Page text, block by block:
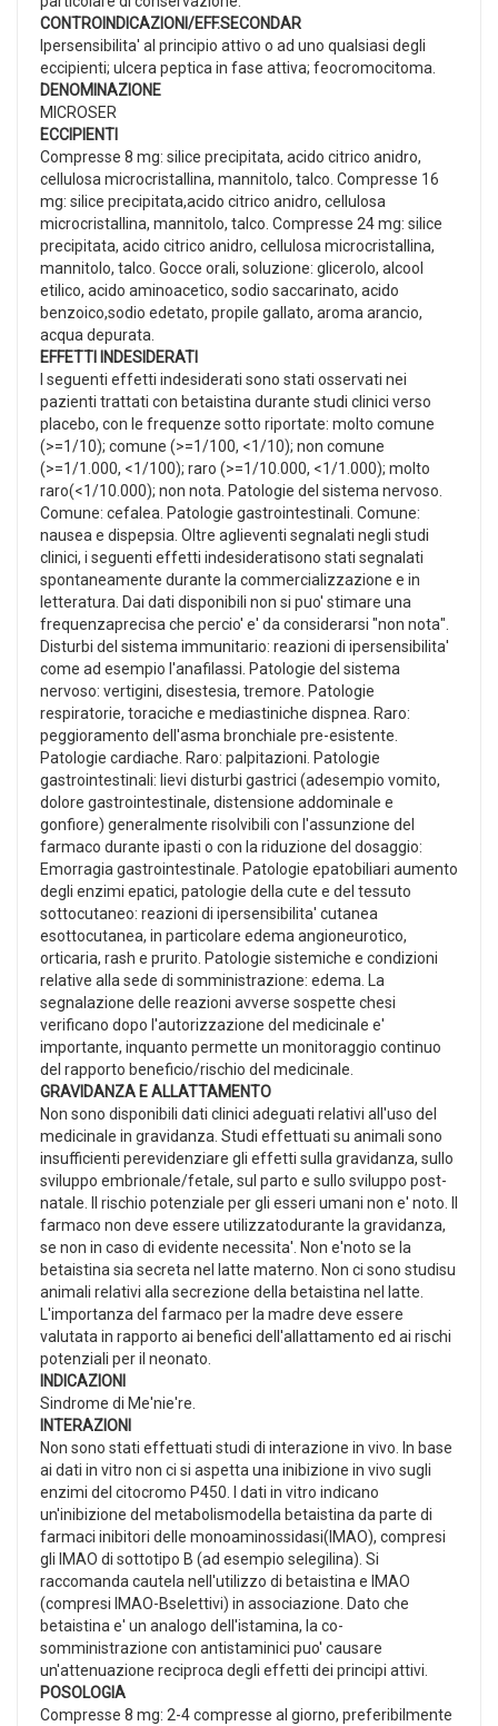
CONTROINDICAZIONI/EFF.SECONDAR
Ipersensibilita' al principio attivo o ad uno qualsiasi degli
eccipienti; ulcera peptica in fase attiva; feocromocitoma.
DENOMINAZIONE
MICROSER
ECCIPIENTI
Compresse 8 mg: silice precipitata, acido citrico anidro,
cellulosa microcristallina, mannitolo, talco. Compresse 16
mg: silice precipitata,acido citrico anidro, cellulosa
microcristallina, mannitolo, talco. Compresse 24 mg: silice
precipitata, acido citrico anidro, cellulosa microcristallina,
mannitolo, talco. Gocce orali, soluzione: glicerolo, alcool
etilico, acido aminoacetico, sodio saccarinato, acido
benzoico,sodio edetato, propile gallato, aroma arancio,
acqua depurata.
EFFETTI INDESIDERATI
I seguenti effetti indesiderati sono stati osservati nei
pazienti trattati con betaistina durante studi clinici verso
placebo, con le frequenze sotto riportate: molto comune
(>=1/10); comune (>=1/100, <1/10); non comune
(>=1/1.000, <1/100); raro (>=1/10.000, <1/1.000); molto
raro(<1/10.000); non nota. Patologie del sistema nervoso.
Comune: cefalea. Patologie gastrointestinali. Comune:
nausea e dispepsia. Oltre aglieventi segnalati negli studi
clinici, i seguenti effetti indesideratisono stati segnalati
spontaneamente durante la commercializzazione e in
letteratura. Dai dati disponibili non si puo' stimare una
frequenzaprecisa che percio' e' da considerarsi "non nota".
Disturbi del sistema immunitario: reazioni di ipersensibilita'
come ad esempio l'anafilassi. Patologie del sistema
nervoso: vertigini, disestesia, tremore. Patologie
respiratorie, toraciche e mediastiniche dispnea. Raro:
peggioramento dell'asma bronchiale pre-esistente.
Patologie cardiache. Raro: palpitazioni. Patologie
gastrointestinali: lievi disturbi gastrici (adesempio vomito,
dolore gastrointestinale, distensione addominale e
gonfiore) generalmente risolvibili con l'assunzione del
farmaco durante ipasti o con la riduzione del dosaggio:
Emorragia gastrointestinale. Patologie epatobiliari aumento
degli enzimi epatici, patologie della cute e del tessuto
sottocutaneo: reazioni di ipersensibilita' cutanea
esottocutanea, in particolare edema angioneurotico,
orticaria, rash e prurito. Patologie sistemiche e condizioni
relative alla sede di somministrazione: edema. La
segnalazione delle reazioni avverse sospette chesi
verificano dopo l'autorizzazione del medicinale e'
importante, inquanto permette un monitoraggio continuo
del rapporto beneficio/rischio del medicinale.
GRAVIDANZA E ALLATTAMENTO
Non sono disponibili dati clinici adeguati relativi all'uso del
medicinale in gravidanza. Studi effettuati su animali sono
insufficienti perevidenziare gli effetti sulla gravidanza, sullo
sviluppo embrionale/fetale, sul parto e sullo sviluppo post-
natale. Il rischio potenziale per gli esseri umani non e' noto. Il
farmaco non deve essere utilizzatodurante la gravidanza,
se non in caso di evidente necessita'. Non e'noto se la
betaistina sia secreta nel latte materno. Non ci sono studisu
animali relativi alla secrezione della betaistina nel latte.
L'importanza del farmaco per la madre deve essere
valutata in rapporto ai benefici dell'allattamento ed ai rischi
potenziali per il neonato.
INDICAZIONI
Sindrome di Me'nie're.
INTERAZIONI
Non sono stati effettuati studi di interazione in vivo. In base
ai dati in vitro non ci si aspetta una inibizione in vivo sugli
enzimi del citocromo P450. I dati in vitro indicano
un'inibizione del metabolismodella betaistina da parte di
farmaci inibitori delle monoaminossidasi(IMAO), compresi
gli IMAO di sottotipo B (ad esempio selegilina). Si
raccomanda cautela nell'utilizzo di betaistina e IMAO
(compresi IMAO-Bselettivi) in associazione. Dato che
betaistina e' un analogo dell'istamina, la co-
somministrazione con antistaminici puo' causare
un'attenuazione reciproca degli effetti dei principi attivi.
POSOLOGIA
Compresse 8 mg: 2-4 compresse al giorno, preferibilmente